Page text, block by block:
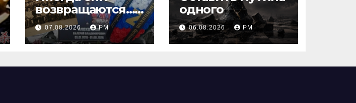
возвращаются…
Или не
возвращаются
07.08.2026 РМ
одного
06.08.2026 РМ